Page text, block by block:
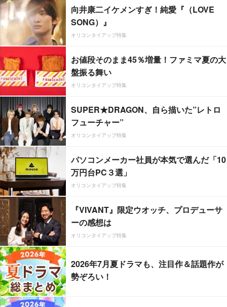
向井康二イケメンすぎ！純愛『（LOVE
SONG）』
オリコンタイアップ特集
お値段そのまま45％増量！ファミマ夏の大
盤振る舞い
オリコンタイアップ特集
SUPER★DRAGON、自ら描いた”レトロ
フューチャー”
オリコンタイアップ特集
パソコンメーカー社員が本気で選んだ「10
万円台PC３選」
オリコンタイアップ特集
『VIVANT』限定ウオッチ、プロデューサ
ーの感想は
オリコンタイアップ特集
2026年7月夏ドラマも、注目作＆話題作が
勢ぞろい！